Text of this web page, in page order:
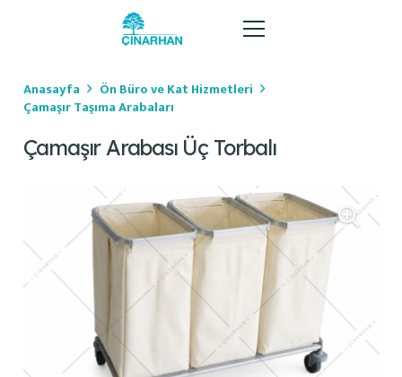
Anasayfa
Ön Büro ve Kat Hizmetleri
Çamaşır Taşıma Arabaları
Çamaşır Arabası Üç Torbalı